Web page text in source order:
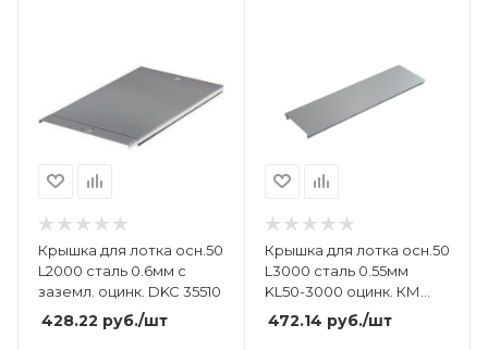
Крышка для лотка осн.50
L2000 сталь 0.6мм с
заземл. оцинк. DKC 35510
428.22 руб./шт
Крышка для лотка осн.50
L3000 сталь 0.55мм
KL50-3000 оцинк. КМ
LO0531
472.14 руб./шт